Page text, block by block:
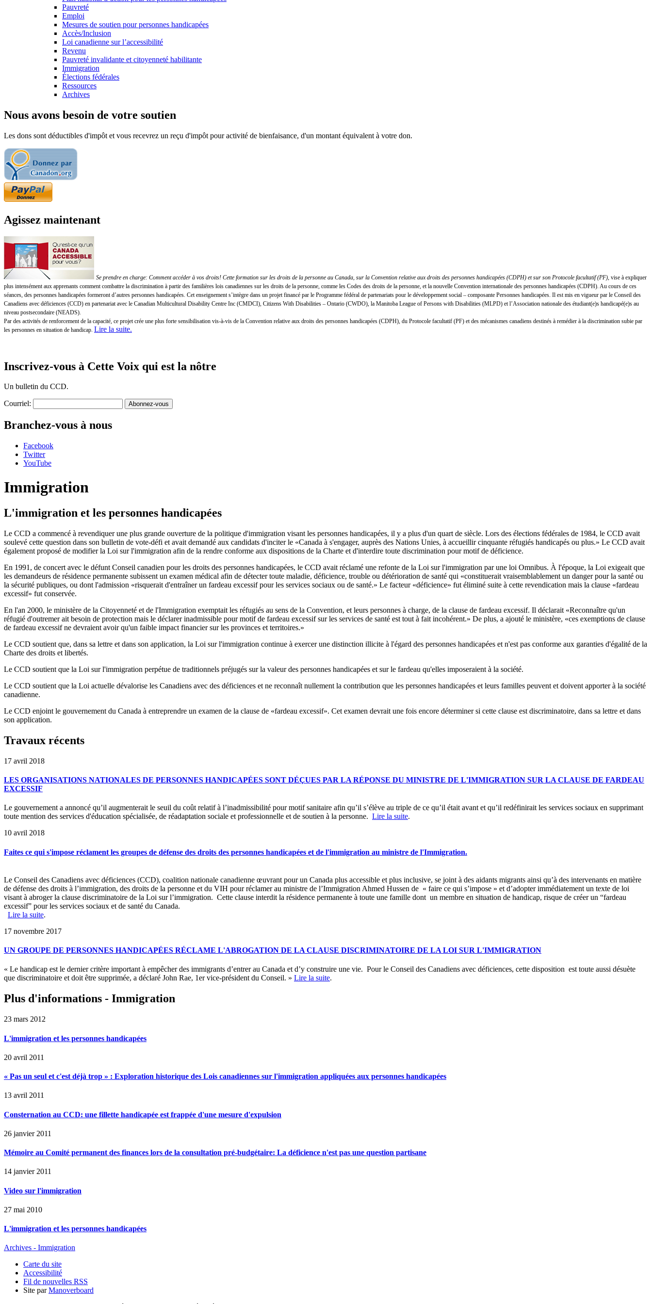
Pauvreté
Emploi
Mesures de soutien pour personnes handicapées
Accès/Inclusion
Loi canadienne sur l’accessibilité
Revenu
Pauvreté invalidante et citoyenneté habilitante
Immigration
Élections fédérales
Ressources
Archives
Nous avons besoin de votre soutien
Les dons sont déductibles d'impôt et vous recevrez un reçu d'impôt pour activité de bienfaisance, d'un montant équivalent à votre don.
Agissez maintenant
Se prendre en charge: Comment accéder à vos droits! Cette formation sur les droits de la personne au Canada, sur la Convention relative aux droits des personnes handicapées (CDPH) et sur son Protocole facultatif (PF) , vise à expliquer
plus intensément aux apprenants comment combattre la discrimination à partir des familières lois canadiennes sur les droits de la personne, comme les Codes des droits de la personne, et la nouvelle Convention internationale des personnes handicapées (CDPH). Au cours de ces
séances, des personnes handicapées formeront d’autres personnes handicapées. Cet enseignement s’intègre dans un projet financé par le Programme fédéral de partenariats pour le développement social – composante Personnes handicapées. Il est mis en vigueur par le Conseil des
Canadiens avec déficiences (CCD) en partenariat avec le Canadian Multicultural Disability Centre Inc (CMDCI), Citizens With Disabilities – Ontario (CWDO), la Manitoba League of Persons with Disabilities (MLPD) et l’Association nationale des étudiant(e)s handicapé(e)s au
niveau postsecondaire (NEADS).
Par des activités de renforcement de la capacité, ce projet crée une plus forte sensibilisation vis-à-vis de la Convention relative aux droits des personnes handicapées (CDPH), du Protocole facultatif (PF) et des mécanismes canadiens destinés à remédier à la discrimination subie par
les personnes en situation de handicap. Lire la suite.
Inscrivez-vous à Cette Voix qui est la nôtre
Un bulletin du CCD.
Courriel:
Branchez-vous à nous
Facebook
Twitter
YouTube
Immigration
L'immigration et les personnes handicapées
Le CCD a commencé à revendiquer une plus grande ouverture de la politique d'immigration visant les personnes handicapées, il y a plus d'un quart de siècle. Lors des élections fédérales de 1984, le CCD avait
soulevé cette question dans son bulletin de vote-défi et avait demandé aux candidats d'inciter le «Canada à s'engager, auprès des Nations Unies, à accueillir cinquante réfugiés handicapés ou plus.» Le CCD avait
également proposé de modifier la Loi sur l'immigration afin de la rendre conforme aux dispositions de la Charte et d'interdire toute discrimination pour motif de déficience.
En 1991, de concert avec le défunt Conseil canadien pour les droits des personnes handicapées, le CCD avait réclamé une refonte de la Loi sur l'immigration par une loi Omnibus. À l'époque, la Loi exigeait que
les demandeurs de résidence permanente subissent un examen médical afin de détecter toute maladie, déficience, trouble ou détérioration de santé qui «constituerait vraisemblablement un danger pour la santé ou
la sécurité publiques, ou dont l'admission «risquerait d'entraîner un fardeau excessif pour les services sociaux ou de santé.» Le facteur «déficience» fut éliminé suite à cette revendication mais la clause «fardeau
excessif» fut conservée.
En l'an 2000, le ministère de la Citoyenneté et de l'Immigration exemptait les réfugiés au sens de la Convention, et leurs personnes à charge, de la clause de fardeau excessif. Il déclarait «Reconnaître qu'un
réfugié d'outremer ait besoin de protection mais le déclarer inadmissible pour motif de fardeau excessif sur les services de santé est tout à fait incohérent.» De plus, a ajouté le ministère, «ces exemptions de clause
de fardeau excessif ne devraient avoir qu'un faible impact financier sur les provinces et territoires.»
Le CCD soutient que, dans sa lettre et dans son application, la Loi sur l'immigration continue à exercer une distinction illicite à l'égard des personnes handicapées et n'est pas conforme aux garanties d'égalité de la
Charte des droits et libertés.
Le CCD soutient que la Loi sur l'immigration perpétue de traditionnels préjugés sur la valeur des personnes handicapées et sur le fardeau qu'elles imposeraient à la société.
Le CCD soutient que la Loi actuelle dévalorise les Canadiens avec des déficiences et ne reconnaît nullement la contribution que les personnes handicapées et leurs familles peuvent et doivent apporter à la société
canadienne.
Le CCD enjoint le gouvernement du Canada à entreprendre un examen de la clause de «fardeau excessif». Cet examen devrait une fois encore déterminer si cette clause est discriminatoire, dans sa lettre et dans
son application.
Travaux récents
17 avril 2018
LES ORGANISATIONS NATIONALES DE PERSONNES HANDICAPÉES SONT DÉÇUES PAR LA RÉPONSE DU MINISTRE DE L'IMMIGRATION SUR LA CLAUSE DE FARDEAU
EXCESSIF
Le gouvernement a annoncé qu’il augmenterait le seuil du coût relatif à l’inadmissibilité pour motif sanitaire afin qu’il s’élève au triple de ce qu’il était avant et qu’il redéfinirait les services sociaux en supprimant
toute mention des services d'éducation spécialisée, de réadaptation sociale et professionnelle et de soutien à la personne. Lire la suite.
10 avril 2018
Faites ce qui s'impose réclament les groupes de défense des droits des personnes handicapées et de l'immigration au ministre de l'Immigration.
Le Conseil des Canadiens avec déficiences (CCD), coalition nationale canadienne œuvrant pour un Canada plus accessible et plus inclusive, se joint à des aidants migrants ainsi qu’à des intervenants en matière
de défense des droits à l’immigration, des droits de la personne et du VIH pour réclamer au ministre de l’Immigration Ahmed Hussen de « faire ce qui s’impose » et d’adopter immédiatement un texte de loi
visant à abroger la clause discriminatoire de la Loi sur l’immigration. Cette clause interdit la résidence permanente à toute une famille dont un membre en situation de handicap, risque de créer un “fardeau
excessif” pour les services sociaux et de santé du Canada.
Lire la suite.
17 novembre 2017
UN GROUPE DE PERSONNES HANDICAPÉES RÉCLAME L'ABROGATION DE LA CLAUSE DISCRIMINATOIRE DE LA LOI SUR L'IMMIGRATION
« Le handicap est le dernier critère important à empêcher des immigrants d’entrer au Canada et d’y construire une vie. Pour le Conseil des Canadiens avec déficiences, cette disposition est toute aussi désuète
que discriminatoire et doit être supprimée, a déclaré John Rae, 1er vice-président du Conseil. » Lire la suite.
Plus d'informations - Immigration
23 mars 2012
L'immigration et les personnes handicapées
20 avril 2011
« Pas un seul et c'est déjà trop » : Exploration historique des Lois canadiennes sur l'immigration appliquées aux personnes handicapées
13 avril 2011
Consternation au CCD: une fillette handicapée est frappée d'une mesure d'expulsion
26 janvier 2011
Mémoire au Comité permanent des finances lors de la consultation pré-budgétaire: La déficience n'est pas une question partisane
14 janvier 2011
Video sur l'immigration
27 mai 2010
L'immigration et les personnes handicapées
Archives - Immigration
Carte du site
Accessibilité
Fil de nouvelles RSS
Site parManoverboard